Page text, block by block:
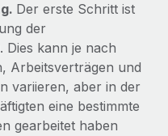
die unglaubliche
Integration mit
Management
Der erste Schritt ist
der
Dies kann je nach
Arbeitsverträgen und
variieren, aber in der
eine bestimmte
gearbeitet haben